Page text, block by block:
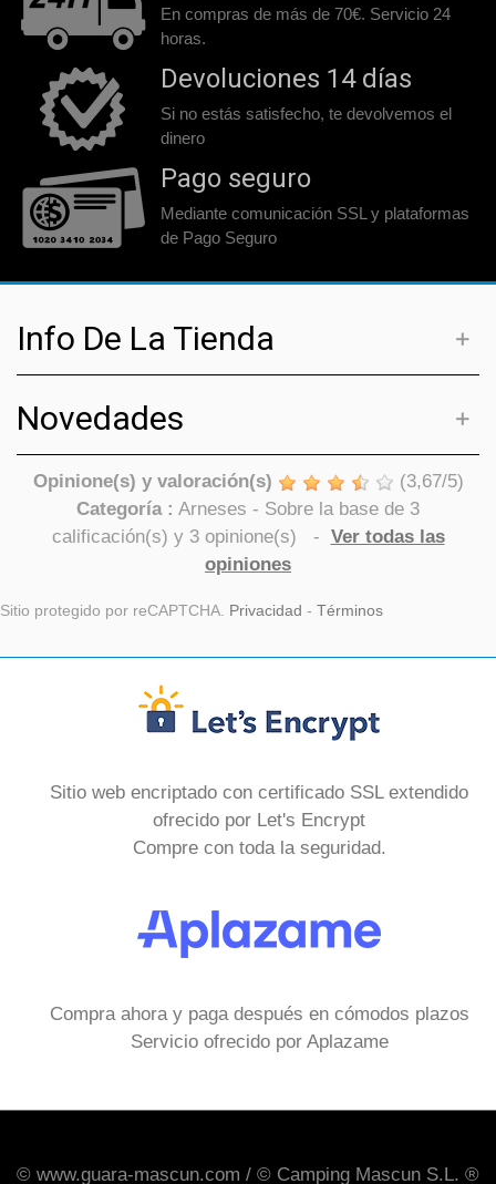
En compras de más de 70€. Servicio 24
horas.
Devoluciones 14 días
Si no estás satisfecho, te devolvemos el
dinero
Pago seguro
Mediante comunicación SSL y plataformas
de Pago Seguro
Info De La Tienda
Novedades
Opinione(s) y valoración(s) (3,67/5)
Categoría : Arneses - Sobre la base de 3
calificación(s) y 3opinione(s) - Ver todas las
opiniones
Sitio protegido por reCAPTCHA. Privacidad - Términos
Sitio web encriptado con certificado SSL extendido
ofrecido por Let's Encrypt
Compre con toda la seguridad.
Compra ahora y paga después en cómodos plazos
Servicio ofrecido por Aplazame
© www.guara-mascun.com / © Camping Mascun S.L. ®